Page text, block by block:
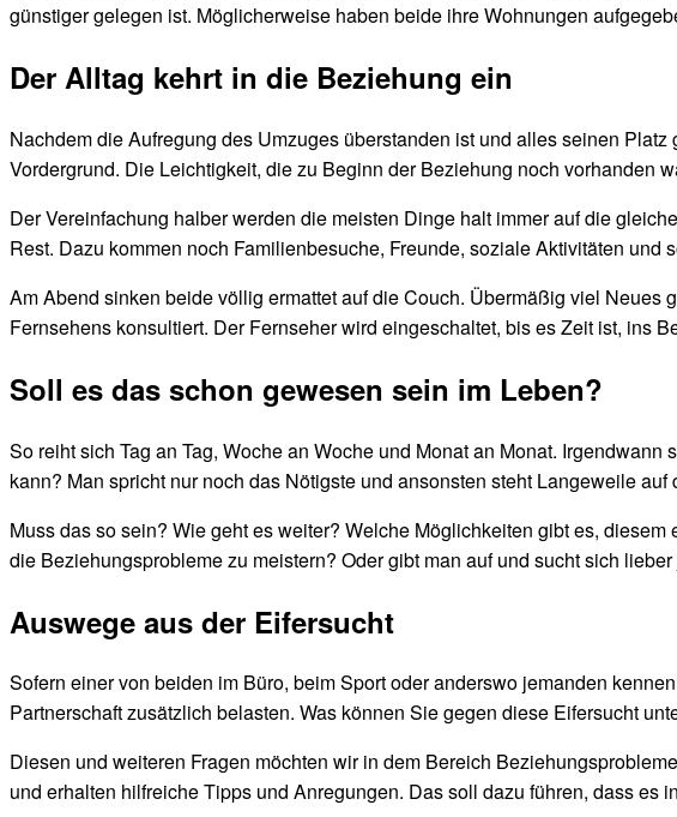
günstiger gelegen ist. Möglicherweise haben beide ihre Wohnungen
Der Alltag kehrt in die Beziehung ein
Nachdem die Aufregung des Umzuges überstanden ist und alles seinen
Vordergrund. Die Leichtigkeit, die zu Beginn der Beziehung noch vorhanden
Der Vereinfachung halber werden die meisten Dinge halt immer auf die
Rest. Dazu kommen noch Familienbesuche, Freunde, soziale Aktivitäten und
Am Abend sinken beide völlig ermattet auf die Couch. Übermäßig viel
Fernsehens konsultiert. Der Fernseher wird eingeschaltet, bis es Zeit ist, ins
Soll es das schon gewesen sein im Leben?
So reiht sich Tag an Tag, Woche an Woche und Monat an Monat.
kann? Man spricht nur noch das Nötigste und ansonsten steht Langeweile auf
Muss das so sein? Wie geht es weiter? Welche Möglichkeiten gibt es,
die Beziehungsprobleme zu meistern? Oder gibt man auf und sucht sich
Auswege aus der Eifersucht
Sofern einer von beiden im Büro, beim Sport oder anderswo jemanden
Partnerschaft zusätzlich belasten. Was können Sie gegen diese Eifersucht
Diesen und weiteren Fragen möchten wir in dem Bereich
und erhalten hilfreiche Tipps und Anregungen. Das soll dazu führen, dass